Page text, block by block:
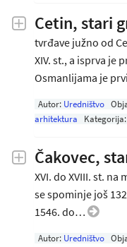
Cetin, stari
tvrđave južno od
XIV. st., a isprva je
Osmanlijama je
Autor: Uredništvo
arhitektura
Čakovec,
XVI. do XVIII. st.
se spominje još
1546. do…
Autor: Uredništvo